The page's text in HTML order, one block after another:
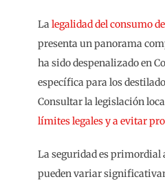
La legalidad del consumo
presenta un panorama
ha sido despenalizado en
específica para los
Consultar la legislación
límites legales y a evitar
La seguridad es primordial
pueden variar